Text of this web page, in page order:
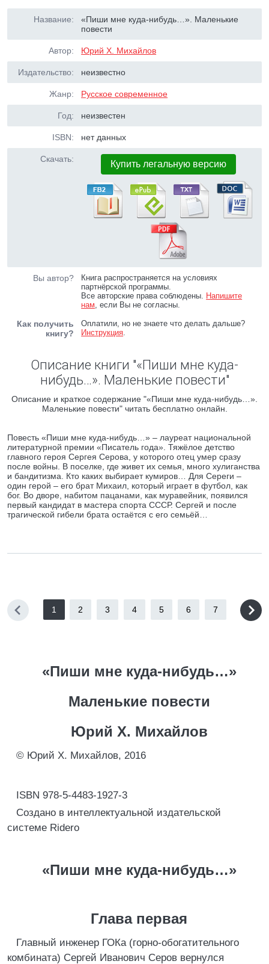
Название:
«Пиши мне куда-нибудь…». Маленькие
повести
Автор: Юрий Х. Михайлов
Издательство: неизвестно
Жанр: Русское современное
Год: неизвестен
ISBN: нет данных
Скачать: Купить легальную версию
Вы автор?
Книга распространяется на условиях
партнёрской программы.
Все авторские права соблюдены. Напишите
нам, если Вы не согласны.
Как получить
книгу?
Оплатили, но не знаете что делать дальше?
Инструкция.
Описание книги "«Пиши мне куда-
нибудь…». Маленькие повести"
Описание и краткое содержание "«Пиши мне куда-нибудь…».
Маленькие повести" читать бесплатно онлайн.
Повесть «Пиши мне куда-нибудь…» – лауреат национальной
литературной премии «Писатель года». Тяжёлое детство
главного героя Сергея Серова, у которого отец умер сразу
после войны. В поселке, где живет их семья, много хулиганства
и бандитизма. Кто каких выбирает кумиров… Для Сереги –
один герой – его брат Михаил, который играет в футбол, как
бог. Во дворе, набитом пацанами, как муравейник, появился
первый кандидат в мастера спорта СССР. Сергей и после
трагической гибели брата остаётся с его семьёй…
1 2 3 4 5 6 7
«Пиши мне куда-нибудь…»
Маленькие повести
Юрий Х. Михайлов
© Юрий Х. Михайлов, 2016
ISBN 978-5-4483-1927-3
Создано в интеллектуальной издательской
системе Ridero
«Пиши мне куда-нибудь…»
Глава первая
Главный инженер ГОКа (горно-обогатительного
комбината) Сергей Иванович Серов вернулся